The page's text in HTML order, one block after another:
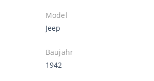
Model
Jeep
Baujahr
1942